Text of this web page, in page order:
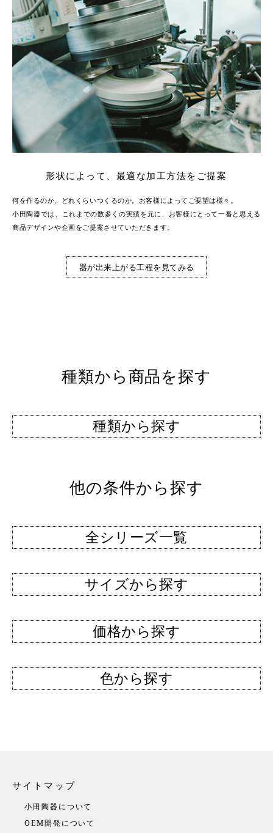
形状によって、最適な加工方法をご提案
何を作るのか、どれくらいつくるのか。お客様によってご要望は様々。
小田陶器では、これまでの数多くの実績を元に、お客様にとって一番と思える
商品デザインや企画をご提案させていただきます。
器が出来上がる工程を見てみる
種類から商品を探す
種類から探す
他の条件から探す
全シリーズ一覧
サイズから探す
価格から探す
色から探す
サイトマップ
小田陶器について
OEM開発について